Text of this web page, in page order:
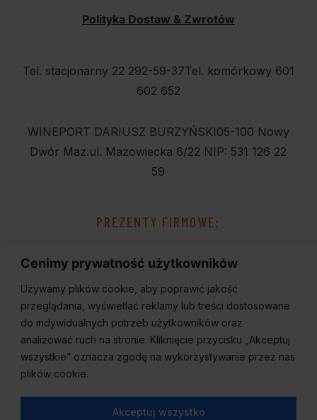
Cenimy prywatność użytkowników
Używamy plików cookie, aby poprawić jakość
przeglądania, wyświetlać reklamy lub treści dostosowane
do indywidualnych potrzeb użytkowników oraz
analizować ruch na stronie. Kliknięcie przycisku „Akceptuj
wszystkie” oznacza zgodę na wykorzystywanie przez nas
plików cookie.
Akceptuj wszystko
Polityka Dostaw & Zwrotów
Tel. stacjonarny 22 292-59-37Tel. komórkowy 601
602 652
WINEPORT DARIUSZ BURZYŃSKI05-100 Nowy
Dwór Maz.ul. Mazowiecka 6/22 NIP: 531 126 22
59
PREZENTY FIRMOWE: